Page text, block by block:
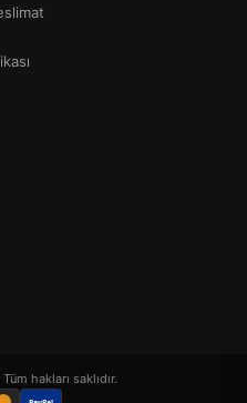
hakları saklıdır.